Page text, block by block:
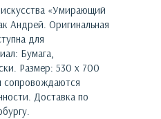
«Умирающий
Андрей. Оригинальная
для
Бумага,
Размер: 530 х 700
сопровождаются
Доставка по